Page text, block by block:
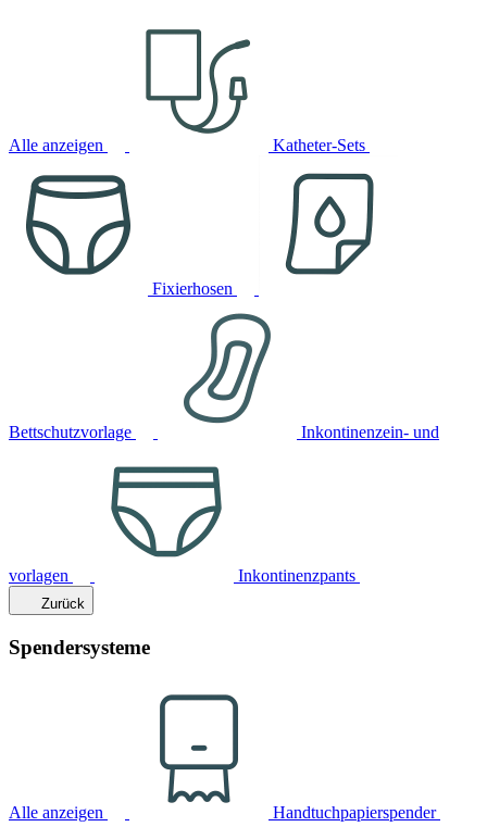
Alle anzeigen Katheter-Sets
Fixierhosen
Bettschutzvorlage Inkontinenzein- und
vorlagen Inkontinenzpants
Zurück
Spendersysteme
Alle anzeigen Handtuchpapierspender